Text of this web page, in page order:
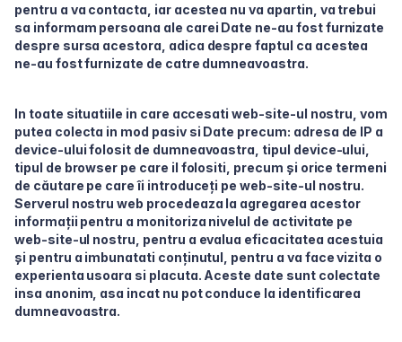
pentru a va contacta, iar acestea nu va apartin, va trebui
sa informam persoana ale carei Date ne-au fost furnizate
despre sursa acestora, adica despre faptul ca acestea
ne-au fost furnizate de catre dumneavoastra.
In toate situatiile in care accesati web-site-ul nostru, vom
putea colecta in mod pasiv si Date precum: adresa de IP a
device-ului folosit de dumneavoastra, tipul device-ului,
tipul de browser pe care il folositi, precum și orice termeni
de căutare pe care îi introduceți pe web-site-ul nostru.
Serverul nostru web procedeaza la agregarea acestor
informații pentru a monitoriza nivelul de activitate pe
web-site-ul nostru, pentru a evalua eficacitatea acestuia
și pentru a imbunatati conținutul, pentru a va face vizita o
experienta usoara si placuta. Aceste date sunt colectate
insa anonim, asa incat nu pot conduce la identificarea
dumneavoastra.